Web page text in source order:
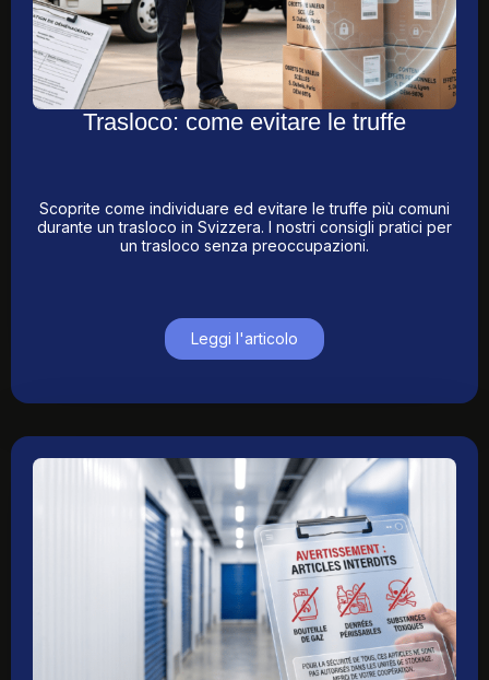
Trasloco: come evitare le truffe
Scoprite come individuare ed evitare le truffe più comuni
durante un trasloco in Svizzera. I nostri consigli pratici per
un trasloco senza preoccupazioni.
Leggi l'articolo